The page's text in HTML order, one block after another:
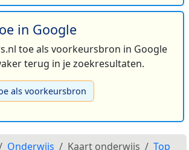
in Google
toe als voorkeursbron in Google
terug in je zoekresultaten.
als voorkeursbron
Onderwijs Kaart onderwijs Top